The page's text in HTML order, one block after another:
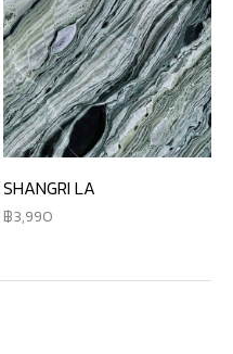
SHANGRI LA
3,990